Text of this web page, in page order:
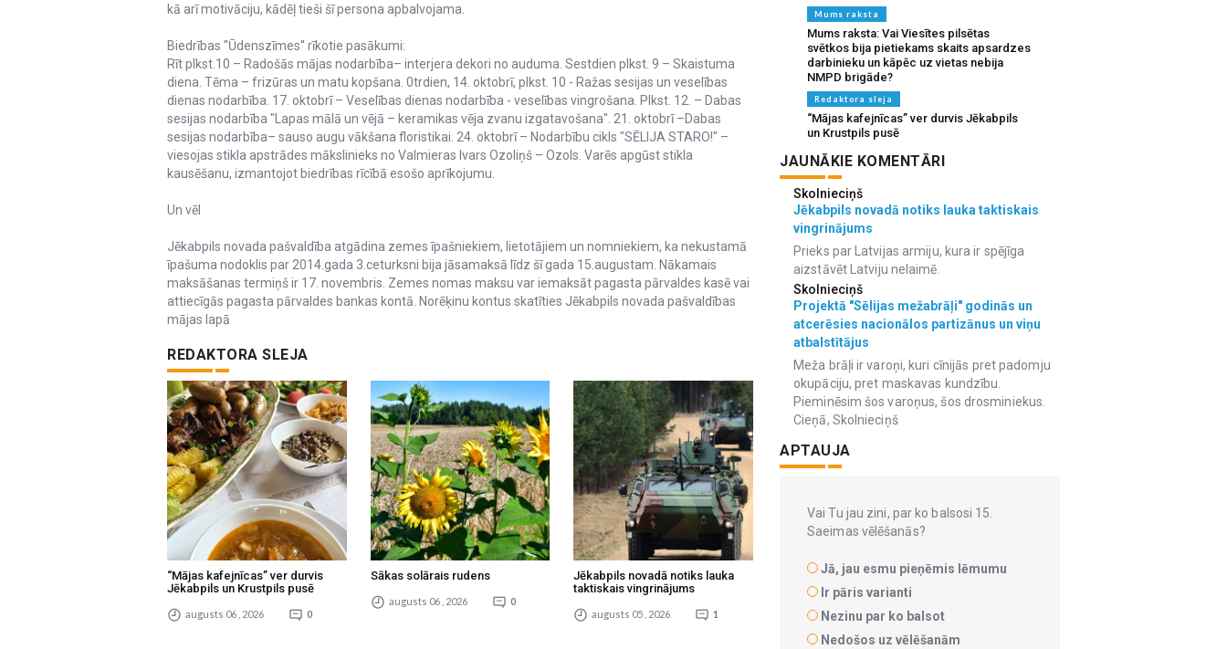
kā arī motivāciju, kādēļ tieši šī persona apbalvojama.
Biedrības ''Ūdenszīmes'' rīkotie pasākumi:
Rīt plkst.10 – Radošās mājas nodarbība– interjera dekori no auduma. Sestdien plkst. 9 – Skaistuma
diena. Tēma – frizūras un matu kopšana. 0trdien, 14. oktobrī, plkst. 10 - Ražas sesijas un veselības
dienas nodarbība. 17. oktobrī – Veselības dienas nodarbība - veselības vingrošana. Plkst. 12. – Dabas
sesijas nodarbība "Lapas mālā un vējā – keramikas vēja zvanu izgatavošana". 21. oktobrī –Dabas
sesijas nodarbība– sauso augu vākšana floristikai. 24. oktobrī – Nodarbību cikls "SĒLIJA STARO!" –
viesojas stikla apstrādes mākslinieks no Valmieras Ivars Ozoliņš – Ozols. Varēs apgūst stikla
kausēšanu, izmantojot biedrības rīcībā esošo aprīkojumu.
Un vēl
Jēkabpils novada pašvaldība atgādina zemes īpašniekiem, lietotājiem un nomniekiem, ka nekustamā
īpašuma nodoklis par 2014.gada 3.ceturksni bija jāsamaksā līdz šī gada 15.augustam. Nākamais
maksāšanas termiņš ir 17. novembris. Zemes nomas maksu var iemaksāt pagasta pārvaldes kasē vai
attiecīgās pagasta pārvaldes bankas kontā. Norēķinu kontus skatīties Jēkabpils novada pašvaldības
mājas lapā
REDAKTORA SLEJA
“Mājas kafejnīcas” ver durvis
Jēkabpils un Krustpils pusē
augusts 06 , 2026 0
Sākas solārais rudens
augusts 06 , 2026 0
Jēkabpils novadā notiks lauka
taktiskais vingrinājums
augusts 05 , 2026 1
Mums raksta
Mums raksta: Vai Viesītes pilsētas
svētkos bija pietiekams skaits apsardzes
darbinieku un kāpēc uz vietas nebija
NMPD brigāde?
Redaktora sleja
“Mājas kafejnīcas” ver durvis Jēkabpils
un Krustpils pusē
JAUNĀKIE KOMENTĀRI
Skolnieciņš
Jēkabpils novadā notiks lauka taktiskais
vingrinājums
Prieks par Latvijas armiju, kura ir spējīga
aizstāvēt Latviju nelaimē.
Skolnieciņš
Projektā "Sēlijas mežabrāļi" godinās un
atcerēsies nacionālos partizānus un viņu
atbalstītājus
Meža brāļi ir varoņi, kuri cīnijās pret padomju
okupāciju, pret maskavas kundzību.
Pieminēsim šos varoņus, šos drosminiekus.
Cieņā, Skolnieciņš
APTAUJA
Vai Tu jau zini, par ko balsosi 15.
Saeimas vēlēšanās?
Jā, jau esmu pieņēmis lēmumu
Ir pāris varianti
Nezinu par ko balsot
Nedošos uz vēlēšanām